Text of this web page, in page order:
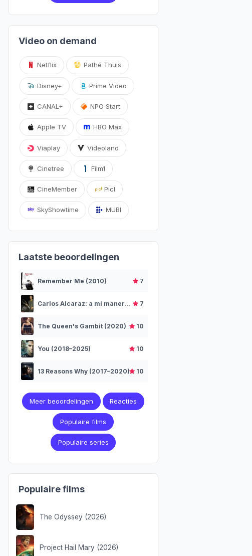
Video on demand
Netflix Pathé Thuis
Disney+ Prime Video
CANAL+ NPO Start
Apple TV HBO Max
Viaplay Videoland
Cinetree Film1
CineMember Picl
SkyShowtime MUBI
Laatste beoordelingen
Remember Me (2010) 7
Carlos Alcaraz: a mi manera (2025) 7
The Queen's Gambit (2020) 10
You (2018–2025) 10
13 Reasons Why (2017–2020) 10
Meer beoordelingen Reacties
Populaire films
Populaire series
Populaire films
The Odyssey (2026)
Project Hail Mary (2026)